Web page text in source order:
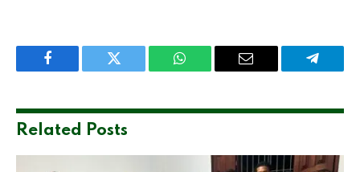
Facebook Twitter WhatsApp Email
Related Posts